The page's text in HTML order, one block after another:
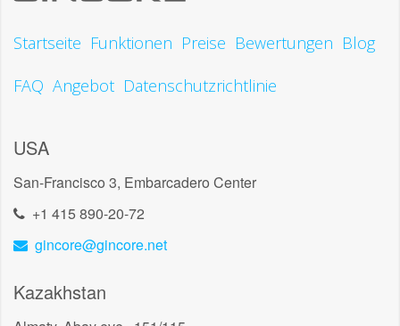
Startseite Funktionen Preise Bewertungen Blog
FAQ Angebot Datenschutzrichtlinie
USA
San-Francisco 3, Embarcadero Center
+1 415 890-20-72
gincore@gincore.net
Kazakhstan